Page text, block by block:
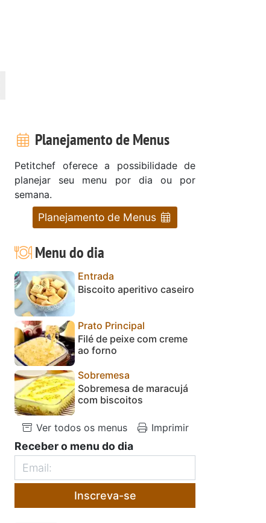
Planejamento de Menus
Petitchef oferece a possibilidade de
planejar seu menu por dia ou por
semana.
Planejamento de Menus
Menu do dia
Entrada
Biscoito aperitivo caseiro
Prato Principal
Filé de peixe com creme
ao forno
Sobremesa
Sobremesa de maracujá
com biscoitos
Ver todos os menus Imprimir
Receber o menu do dia
Inscreva-se